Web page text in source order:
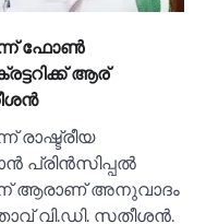
ഫോണ്‍
ആര്
രാഷ്ട്രീയ
പ്രിൻസിപ്പല്‍
ആരാണ് അനുവാദം
വി.ഡി. സതീശൻ.